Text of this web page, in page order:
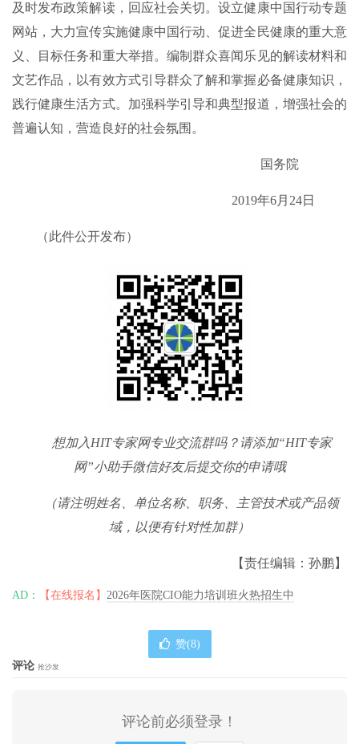
及时发布政策解读，回应社会关切。设立健康中国行动专题
网站，大力宣传实施健康中国行动、促进全民健康的重大意
义、目标任务和重大举措。编制群众喜闻乐见的解读材料和
文艺作品，以有效方式引导群众了解和掌握必备健康知识，
践行健康生活方式。加强科学引导和典型报道，增强社会的
普遍认知，营造良好的社会氛围。
国务院
2019年6月24日
（此件公开发布）
想加入HIT专家网专业交流群吗？请添加“HIT专家
网”小助手微信好友后提交你的申请哦
（请注明姓名、单位名称、职务、主管技术或产品领
域，以便有针对性加群）
【责任编辑：孙鹏】
AD： 【在线报名】 2026年医院CIO能力培训班火热招生中
赞(8)
评论 抢沙发
评论前必须登录！